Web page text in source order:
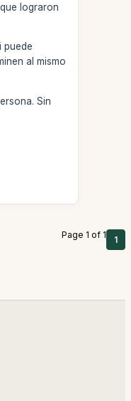
lograron
puede
al mismo
Sin
Page 1 of 1 1